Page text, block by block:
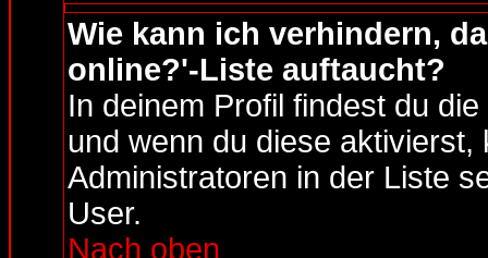
Wie kann ich verhindern,
online?'-Liste auftaucht?
In deinem Profil findest du
und wenn du diese
Administratoren in der Liste
User.
Nach oben